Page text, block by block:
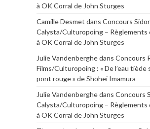
à OK Corral de John Sturges
Camille Desmet dans Concours
Calysta/Culturopoing – Règlements
à OK Corral de John Sturges
Julie Vandenberghedans Concours
Films/Culturopoing : « De l’eau tiède
pont rouge » de Shōhei Imamura
Julie Vandenberghedans Concours
Calysta/Culturopoing – Règlements
à OK Corral de John Sturges